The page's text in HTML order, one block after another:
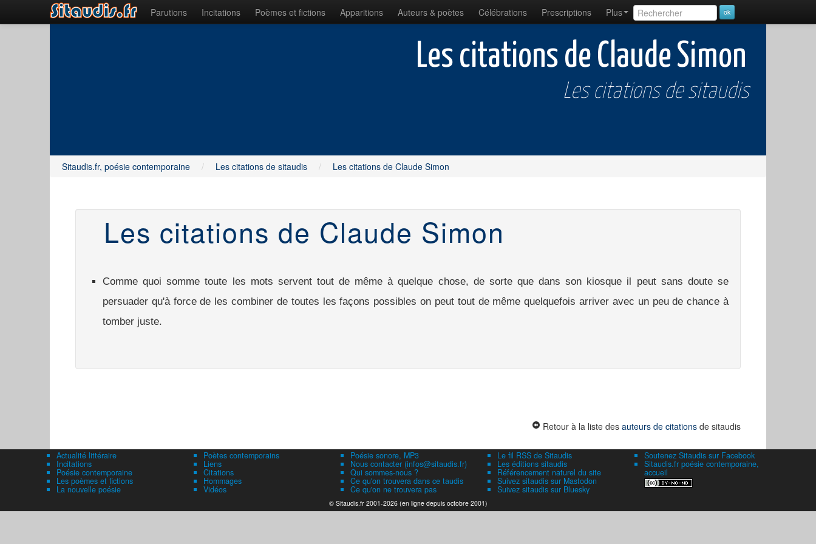
Parutions Incitations Poèmes et fictions Apparitions Auteurs & poètes Célébrations Prescriptions Plus
Les citations de Claude Simon
Les citations de sitaudis
Sitaudis.fr, poésie contemporaine / Les citations de sitaudis / Les citations de Claude Simon
Les citations de Claude Simon
Comme quoi somme toute les mots servent tout de même à quelque chose, de sorte que dans son kiosque il peut sans doute se
persuader qu'à force de les combiner de toutes les façons possibles on peut tout de même quelquefois arriver avec un peu de chance à
tomber juste.
Retour à la liste des auteurs de citationsde sitaudis
Actualité littéraire
Incitations
Poésie contemporaine
Les poèmes et fictions
La nouvelle poésie
Poètes contemporains
Liens
Citations
Hommages
Vidéos
Poésie sonore, MP3
Nous contacter (infos@sitaudis.fr)
Qui sommes-nous ?
Ce qu'on trouvera dans ce taudis
Ce qu'on ne trouvera pas
Le fil RSS de Sitaudis
Les éditions sitaudis
Référencement naturel du site
Suivez sitaudis sur Mastodon
Suivez sitaudis sur Bluesky
Soutenez Sitaudis sur Facebook
Sitaudis.fr poésie contemporaine,
accueil
© Sitaudis.fr 2001-2026 (en ligne depuis octobre 2001)